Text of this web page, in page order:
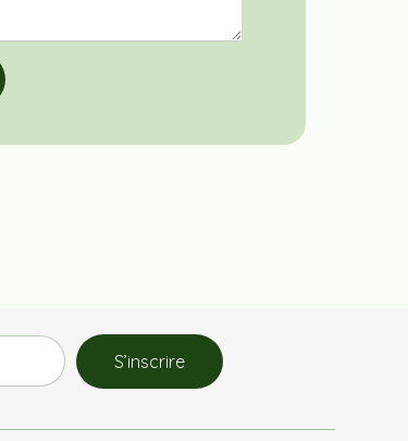
S’inscrire